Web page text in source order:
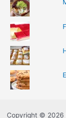
Copyright © 2026